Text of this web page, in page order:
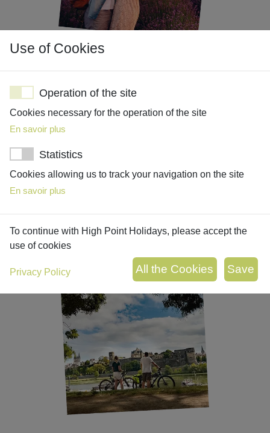
NOS VOYAGES SUR
MESURE
Découvrez nos voyages sur mesure en Europe, conçus
soigneusement personnalisés pour une expérience
VOYAGE
Use of Cookies
Operation of the site
Cookies necessary for the operation of the site
En savoir plus
Statistics
Cookies allowing us to track your navigation on the site
En savoir plus
To continue with High Point Holidays, please accept the
use of cookies
Privacy Policy